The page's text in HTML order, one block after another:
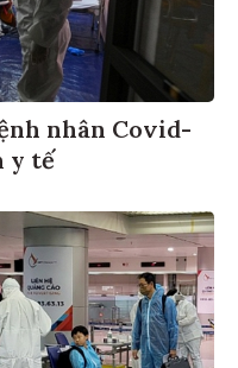
nhân Covid-
y tế